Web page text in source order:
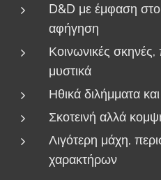
D&D με έμφαση
αφήγηση
Κοινωνικές σκηνές,
μυστικά
Ηθικά διλήμματα
Σκοτεινή αλλά
Λιγότερη μάχη,
χαρακτήρων